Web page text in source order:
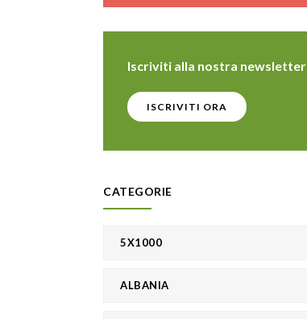
Iscriviti alla nostra newsletter
ISCRIVITI ORA
CATEGORIE
5X1000
ALBANIA